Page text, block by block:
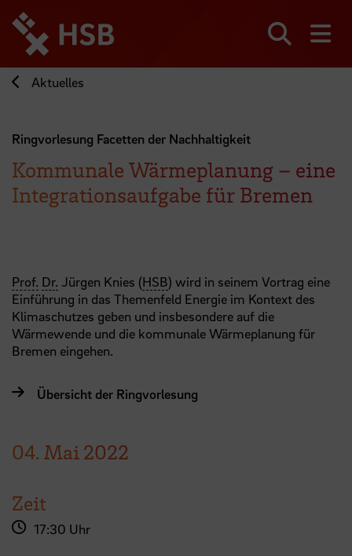
zum
Seiteninhalt
springen
Aktuelles
Ringvorlesung Facetten der Nachhaltigkeit
Kommunale Wärmeplanung – eine
Integrationsaufgabe für Bremen
Prof. Dr. Jürgen Knies (HSB) wird in seinem Vortrag eine
Einführung in das Themenfeld Energie im Kontext des
Klimaschutzes geben und insbesondere auf die
Wärmewende und die kommunale Wärmeplanung für
Bremen eingehen.
Übersicht der Ringvorlesung
04. Mai2022
Zeit
17:30 Uhr